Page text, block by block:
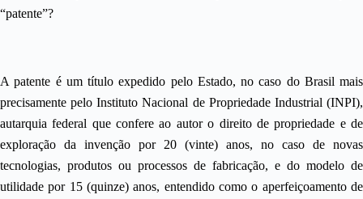
“patente”?
A patente é um título expedido pelo Estado, no caso do Brasil mais
precisamente pelo Instituto Nacional de Propriedade Industrial (INPI),
autarquia federal que confere ao autor o direito de propriedade e de
exploração da invenção por 20 (vinte) anos, no caso de novas
tecnologias, produtos ou processos de fabricação, e do modelo de
utilidade por 15 (quinze) anos, entendido como o aperfeiçoamento de